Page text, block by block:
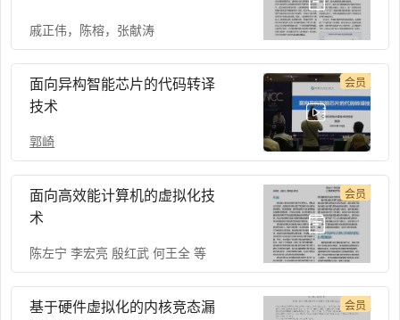
戚正伟， 陈榕， 张献涛
面向异构智能芯片的代码转译
技术
郭崎
会员
面向高效能计算机的虚拟化技
术
陈左宁 李宏亮 殷红武 何王全 等
会员
基于硬件虚拟化的内核竞态漏
会员